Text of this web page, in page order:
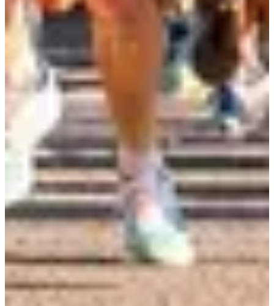
Dates d'inscription
Pas encore communiquées
Plus d'info
Plus d'info
Date à confirmer
1500m enfants 9/13 ans